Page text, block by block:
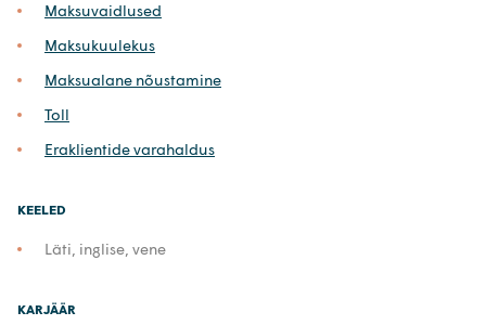
Maksuvaidlused
Maksukuulekus
Maksualane nõustamine
Toll
Eraklientide varahaldus
KEELED
Läti, inglise, vene
KARJÄÄR